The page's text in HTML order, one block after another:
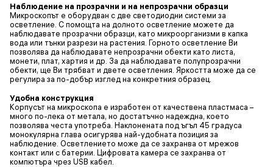
Наблюдение на прозрачни и на непрозрачни образци
Микроскопът е оборудван с две светодиодни системи за
осветление. С помощта на долното осветление можете да
наблюдавате прозрачни образци, като микроорганизми в капка
вода или тънки разрези на растения. Горното осветление Ви
позволява да наблюдавате непрозрачни обекти като листа,
монети, плат, хартия и др. За да наблюдавате полупрозрачни
обекти, ще Ви трябват и двете осветления. Яркостта може да се
регулира за по-добър изглед на конкретния образец.
Удобна конструкция
Корпусът на микроскопа е изработен от качествена пластмаса –
много по-лека от метала, но достатъчно надеждна, което
позволява честа употреба. Наклонената под ъгъл 45 градуса
монокулярна глава осигурява най-удобната позиция за
наблюдение. Осветлението може да се захранва от мрежов
контакт или с батерии. Цифровата камера се захранва от
компютъра чрез USB кабел.